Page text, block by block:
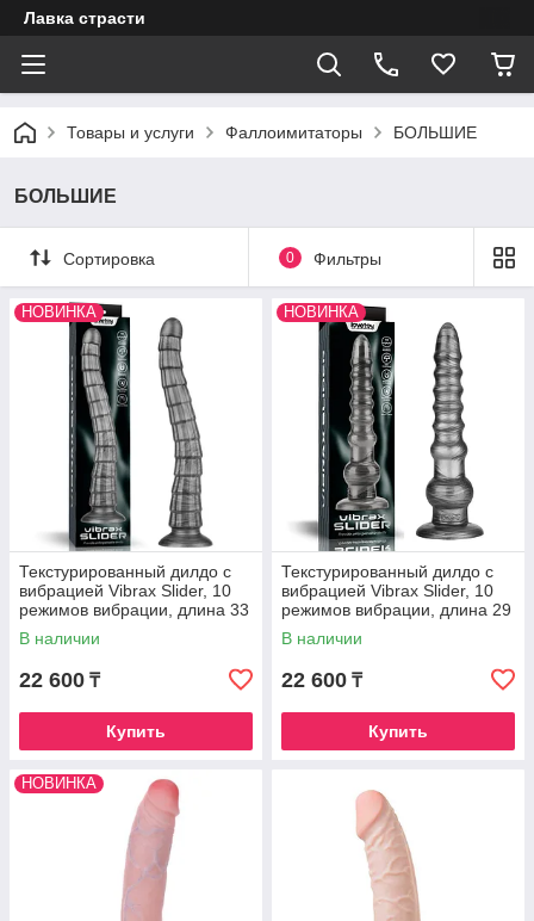
Лавка страсти
Товары и услуги Фаллоимитаторы БОЛЬШИЕ
БОЛЬШИЕ
Сортировка 0 Фильтры
НОВИНКА
Текстурированный дилдо с
вибрацией Vibrax Slider, 10
режимов вибрации, длина 33
см, диаметр 3 - 4.5 см
В наличии
22 600 ₸
Купить
НОВИНКА
Текстурированный дилдо с
вибрацией Vibrax Slider, 10
режимов вибрации, длина 29
см, диаметр 3.5 - 6 см
В наличии
22 600 ₸
Купить
НОВИНКА